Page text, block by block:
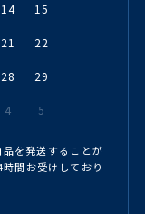
14 15
21 22
28 29
4 5
を発送することが
間お受けしており